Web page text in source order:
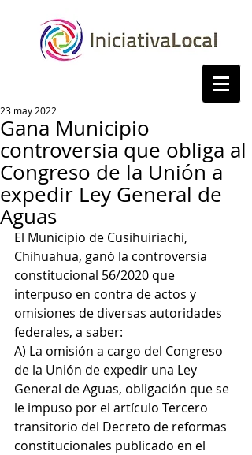
Gana Municipio
controversia que obliga al
Congreso de la Unión a
expedir Ley General de
Aguas
23 may 2022
El Municipio de Cusihuiriachi,
Chihuahua, ganó la controversia
constitucional 56/2020 que
interpuso en contra de actos y
omisiones de diversas autoridades
federales, a saber:
A) La omisión a cargo del Congreso
de la Unión de expedir una Ley
General de Aguas, obligación que se
le impuso por el artículo Tercero
transitorio del Decreto de reformas
constitucionales publicado en el